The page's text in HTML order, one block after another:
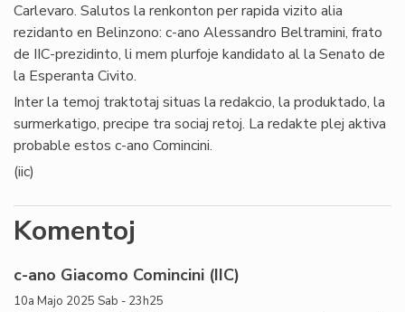
Carlevaro. Salutos la renkonton per rapida vizito alia
rezidanto en Belinzono: c-ano Alessandro Beltramini, frato
de IIC-prezidinto, li mem plurfoje kandidato al la Senato de
la Esperanta Civito.
Inter la temoj traktotaj situas la redakcio, la produktado, la
surmerkatigo, precipe tra sociaj retoj. La redakte plej aktiva
probable estos c-ano Comincini.
(iic)
Komentoj
c-ano Giacomo Comincini (IIC)
10a Majo 2025 Sab - 23h25